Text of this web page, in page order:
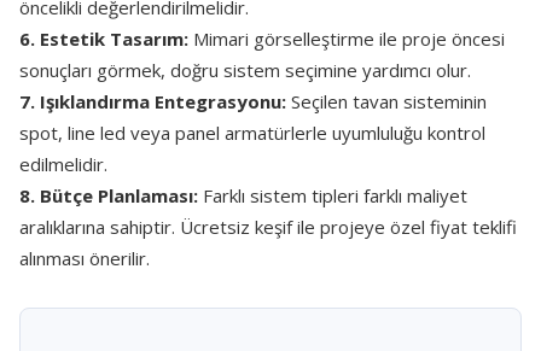
öncelikli değerlendirilmelidir.
6. Estetik Tasarım: Mimari görselleştirme ile proje öncesi
sonuçları görmek, doğru sistem seçimine yardımcı olur.
7. Işıklandırma Entegrasyonu: Seçilen tavan sisteminin
spot, line led veya panel armatürlerle uyumluluğu kontrol
edilmelidir.
8. Bütçe Planlaması: Farklı sistem tipleri farklı maliyet
aralıklarına sahiptir. Ücretsiz keşif ile projeye özel fiyat teklifi
alınması önerilir.